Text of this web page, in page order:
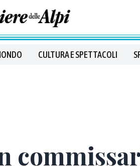
CULTURA E SPETTACOLI